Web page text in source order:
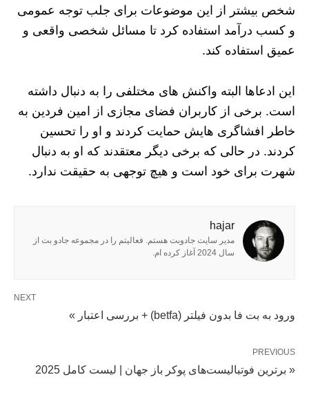
شخص بیشتر از این موضوعات برای جلب توجه عمومی
و کسب درآمد استفاده کرد تا مسائل شخصی واقعی و
عمیق استفاده کند.
این ادعاها البته واکنش های مختلفی را به دنبال داشته
است. برخی از کاربران فضای مجازی از امین فردین به
خاطر افشاگری هایش حمایت کردند و او را تحسین
کردند. در حالی که برخی دیگر معتقدند که او به دنبال
شهرت برای خود است و هیچ توجهی به حقیقت ندارد.
hajar
مدیر سایت جادوبت هستم. فعالیتم را در مجموعه جادو بت از
سال 2024 آغاز کرده ام.
NEXT
ورود به بت فا بدون فیلتر (betfa) + بررسی اعتبار »
PREVIOUS
« برترین فوتبالیست‌های پوکر باز جهان | لیست کامل 2025